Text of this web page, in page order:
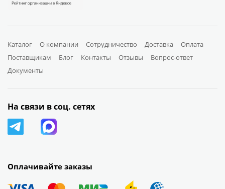
Каталог О компании Сотрудничество Доставка
Оплата
Поставщикам
Блог Контакты Отзывы
Вопрос-ответ
Документы
Оплачивайте заказы
На связи в соц. сетях